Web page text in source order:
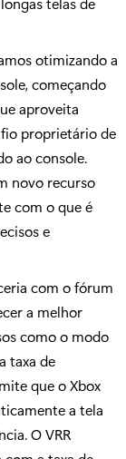
otimizando a
começando
aproveita
proprietário de
ao console.
novo recurso
com o que é
e
com o fórum
a melhor
como o modo
taxa de
que o Xbox
a tela
O VRR